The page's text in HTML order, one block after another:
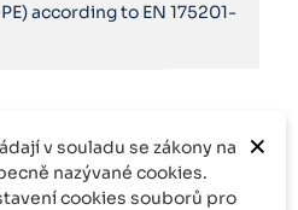
according to EN 175201-
×
v souladu se zákony na
nazývané cookies.
cookies souborů pro